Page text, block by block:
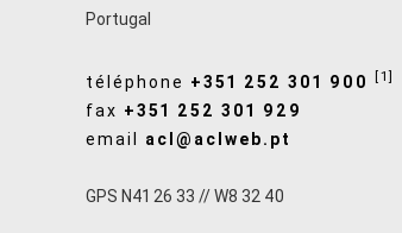
Portugal
téléphone +351 252 301 900 [1]
fax +351 252 301 929
email acl@aclweb.pt
GPS N41 26 33 // W8 32 40